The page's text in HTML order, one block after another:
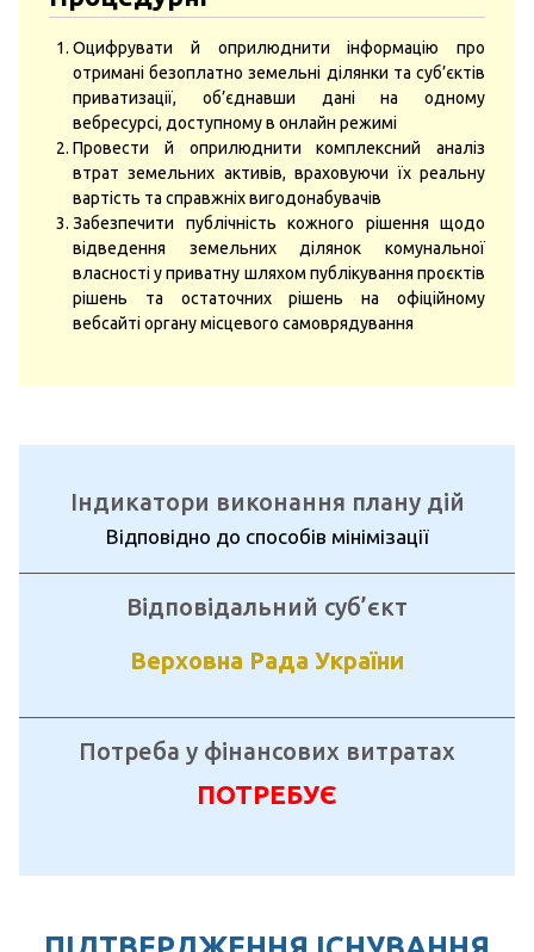
Оцифрувати й оприлюднити інформацію про
отримані безоплатно земельні ділянки та суб’єктів
приватизації, об’єднавши дані на одному
вебресурсі, доступному в онлайн режимі
Провести й оприлюднити комплексний аналіз
втрат земельних активів, враховуючи їх реальну
вартість та справжніх вигодонабувачів
Забезпечити публічність кожного рішення щодо
відведення земельних ділянок комунальної
власності у приватну шляхом публікування проєктів
рішень та остаточних рішень на офіційному
вебсайті органу місцевого самоврядування
Індикатори виконання плану дій
Відповідно до способів мінімізації
Відповідальний суб’єкт
Верховна Рада України
Потреба у фінансових витратах
ПОТРЕБУЄ